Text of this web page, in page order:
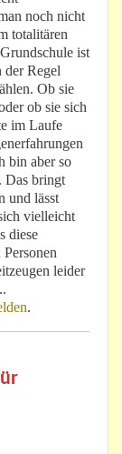
noch nicht
totalitären
ist
Regel
Ob sie
ob sie sich
im Laufe
bin aber so
Das bringt
und lässt
vielleicht
diese
leider
.